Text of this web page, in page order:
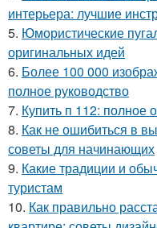
интерьера: лучшие
5. Юмористические
оригинальных идей
6. Более 100 000
полное руководство
7. Купить п 112: полное
8. Как не ошибиться в
советы для начинающих
9. Какие традиции и
туристам
10. Как правильно